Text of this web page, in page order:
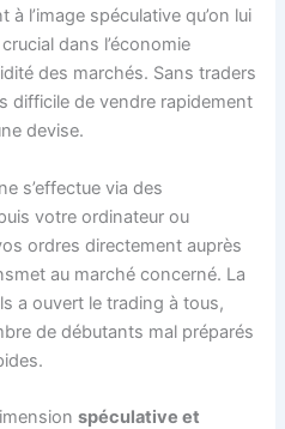
l’image spéculative qu’on lui
dans l’économie
des marchés. Sans traders
difficile de vendre rapidement
devise.
s’effectue via des
votre ordinateur ou
ordres directement auprès
au marché concerné. La
a ouvert le trading à tous,
de débutants mal préparés
spéculative et